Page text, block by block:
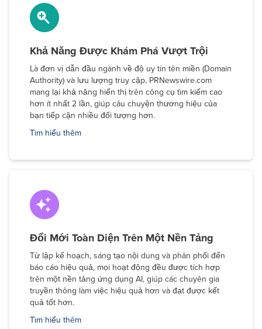
Khả Năng Được Khám Phá Vượt Trội
Là đơn vị dẫn đầu ngành về độ uy tín tên miền (Domain
Authority) và lưu lượng truy cập, PRNewswire.com
mang lại khả năng hiển thị trên công cụ tìm kiếm cao
hơn ít nhất 2 lần, giúp câu chuyện thương hiệu của
bạn tiếp cận nhiều đối tượng hơn.
Tìm hiểu thêm
Đổi Mới Toàn Diện Trên Một Nền Tảng
Từ lập kế hoạch, sáng tạo nội dung và phân phối đến
báo cáo hiệu quả, mọi hoạt động đều được tích hợp
trên một nền tảng ứng dụng AI, giúp các chuyên gia
truyền thông làm việc hiệu quả hơn và đạt được kết
quả tốt hơn.
Tìm hiểu thêm